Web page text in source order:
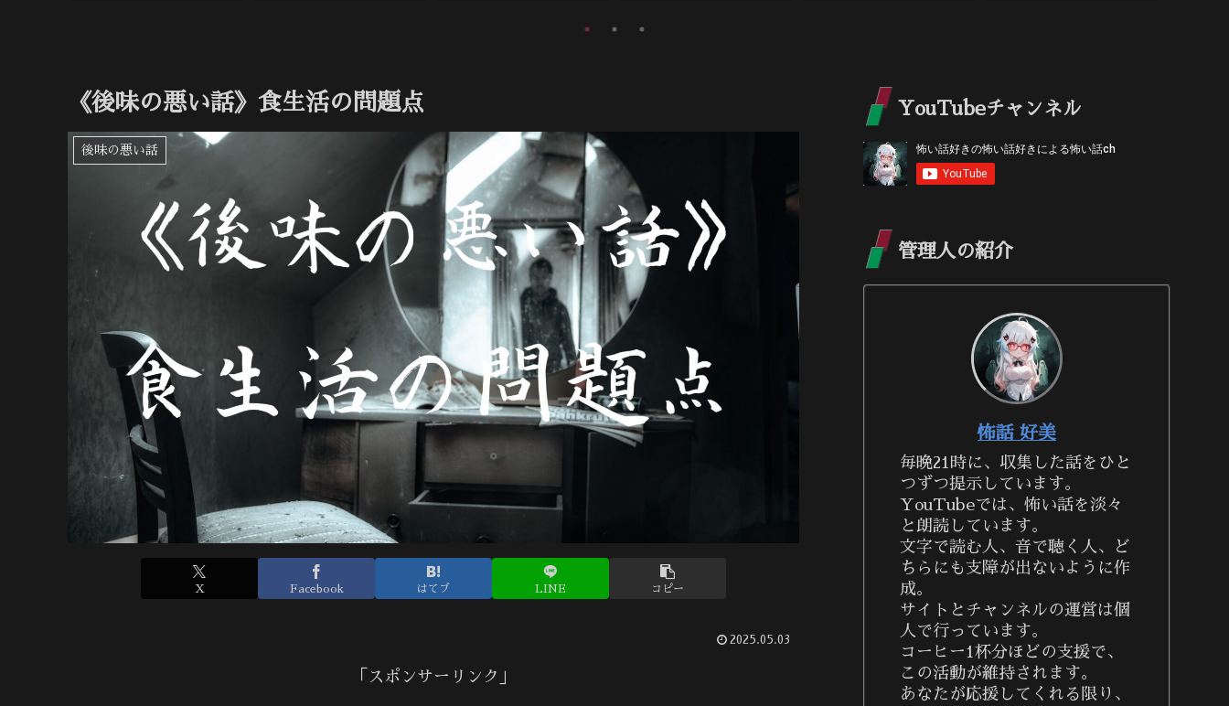
《後味の悪い話》食生活の問題点
後味の悪い話
X Facebook はてブ LINE コピー
2025.05.03
「スポンサーリンク」
YouTubeチャンネル
管理人の紹介
怖話 好美
毎晩21時に、収集した話をひと
つずつ提示しています。
YouTubeでは、怖い話を淡々
と朗読しています。
文字で読む人、音で聴く人、ど
ちらにも支障が出ないように作
成。
サイトとチャンネルの運営は個
人で行っています。
コーヒー1杯分ほどの支援で、
この活動が維持されます。
あなたが応援してくれる限り、